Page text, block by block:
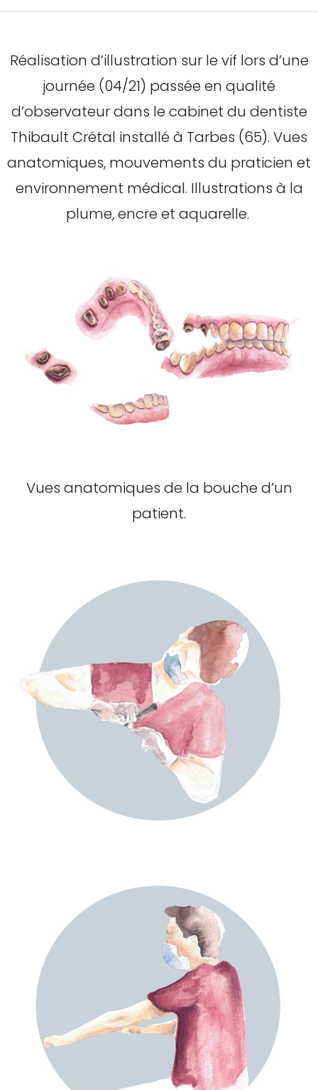
Réalisation d’illustration sur le vif lors d’une
journée (04/21) passée en qualité
d’observateur dans le cabinet du dentiste
Thibault Crétal installé à Tarbes (65). Vues
anatomiques, mouvements du praticien et
environnement médical. Illustrations à la
plume, encre et aquarelle.
Vues anatomiques de la bouche d’un
patient.